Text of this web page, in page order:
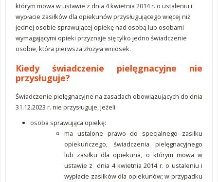
którym mowa w ustawie z dnia 4 kwietnia 2014 r. o ustaleniu i
wypłacie zasiłków dla opiekunów przysługującego więcej niż
jednej osobie sprawującej opiekę nad osobą lub osobami
wymagającymi opieki przyznaje się tylko jedno świadczenie
osobie, która pierwsza złożyła wniosek.
Kiedy świadczenie pielęgnacyjne nie
przysługuje?
Świadczenie pielęgnacyjne na zasadach obowiązujących do dnia
31.12.2023 r. nie przysługuje, jeżeli:
osoba sprawująca opiekę:
ma ustalone prawo do specjalnego zasiłku
opiekuńczego, świadczenia pielęgnacyjnego
lub zasiłku dla opiekuna, o którym mowa w
ustawie z dnia 4 kwietnia 2014 r. o ustaleniu i
wypłacie zasiłków dla opiekunów; w przypadku